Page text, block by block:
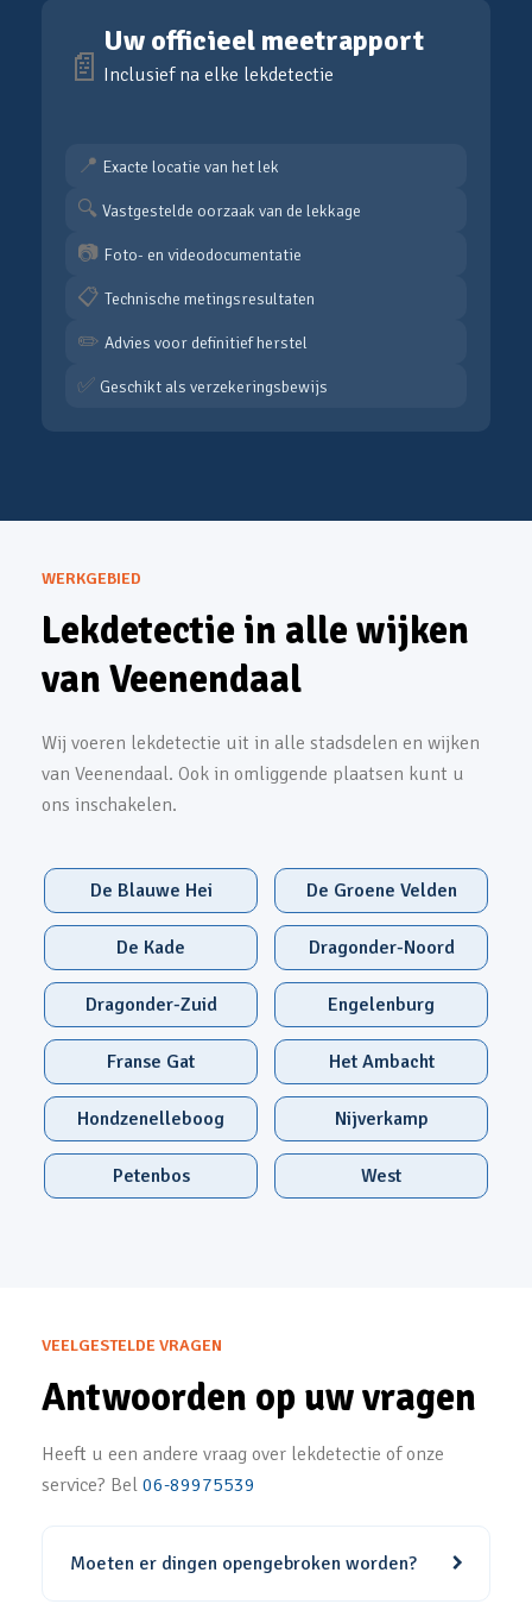
📄
Uw officieel meetrapport
Inclusief na elke lekdetectie
📍 Exacte locatie van het lek
🔍 Vastgestelde oorzaak van de lekkage
📷 Foto- en videodocumentatie
📋 Technische metingsresultaten
✏️ Advies voor definitief herstel
✅ Geschikt als verzekeringsbewijs
WERKGEBIED
Lekdetectie in alle wijken
van Veenendaal
Wij voeren lekdetectie uit in alle stadsdelen en wijken
van Veenendaal. Ook in omliggende plaatsen kunt u
ons inschakelen.
De Blauwe Hei De Groene Velden
De Kade Dragonder-Noord
Dragonder-Zuid Engelenburg
Franse Gat Het Ambacht
Hondzenelleboog Nijverkamp
Petenbos West
VEELGESTELDE VRAGEN
Antwoorden op uw vragen
Heeft u een andere vraag over lekdetectie of onze
service? Bel 06-89975539
Moeten er dingen opengebroken worden?